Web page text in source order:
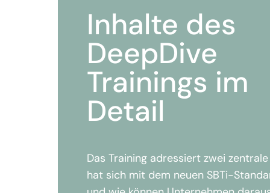
Inhalte des
DeepDive
Trainings im
Detail
Das Training adressiert zwei
hat sich mit dem neuen SBTi-